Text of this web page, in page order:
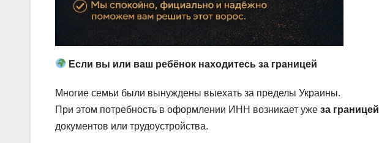
Если вы или ваш ребёнок находитесь за границей
Многие семьи были вынуждены выехать за пределы Украины.
При этом потребность в оформлении ИНН возникает уже за границей
документов или трудоустройства.